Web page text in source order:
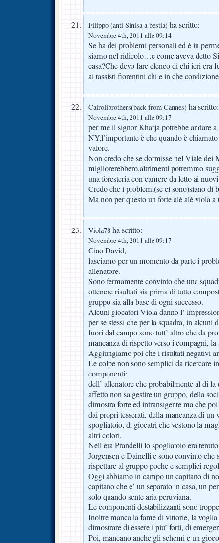
Filippo (anti Sinisa a bestia) ha scritto:
Novembre 4th, 2011 alle 09:14
Se ha dei problemi personali ed è in
siamo nel ridicolo…e come aveva detto
casa?Che devo fare elenco di chi ieri era
ai tassisti fiorentini chi e in che
Cairolibrothers(back from Cannes) ha scritto:
Novembre 4th, 2011 alle 09:17
per me il signor Kharja potrebbe andare
NY,l’importante è che quando è
valore.
Non credo che se dormisse nel Viale dei
migliorerebbero,altrimenti potremmo
una foresteria con camere da letto ai
Credo che i problemi(se ci sono)siano di
Ma non per questo un forte alè alè viola
Viola78 ha scritto:
Novembre 4th, 2011 alle 09:17
Ciao David,
lasciamo per un momento da parte i
allenatore.
Sono fermamente convinto che una
ottenere risultati sia prima di tutto
gruppo sia alla base di ogni successo.
Alcuni giocatori Viola danno l’
per se stessi che per la squadra, in
fuori dal campo sono tutt’ altro che da
mancanza di rispetto verso i compagni, la
Aggiungiamo poi che i risultati negativi
Le colpe non sono semplici da ricercare
componenti:
dell’ allenatore che probabilmente al di la
affetto non sa gestire un gruppo, della
dimostra forte ed intransigente ma che
dai propri tesserati, della mancanza di un
spogliatoio, di giocatri che vestono la
altri colori.
Nell era Prandelli lo spogliatoio era
Jorgensen e Dainelli e sono convinto che
rispettare al gruppo poche e semplici
Oggi abbiamo in campo un capitano di
capitano che e’ un separato in casa, un
solo quando sente aria peruviana.
Le componenti destabilizzanti sono
Inoltre manca la fame di vittorie, la
dimostrare di essere i piu’ forti, di
Poi, mancano anche gli schemi e un